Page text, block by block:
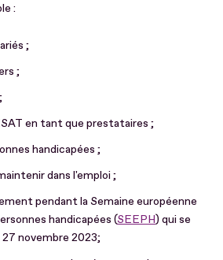
:
;
;
en tant que prestataires ;
handicapées ;
dans l'emploi ;
pendant la Semaine européenne
handicapées (SEEPH) qui se
novembre 2023;